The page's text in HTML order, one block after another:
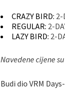
CRAZY BIRD: 2-
REGULAR: 2-
LAZY BIRD: 2-
Navedene cijene
Budi dio VRM